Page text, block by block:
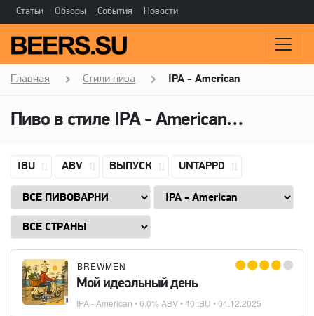
Статьи Обзоры События Новости
Главная Стили пива IPA - American
Пиво в стиле IPA - American
IBU ABV ВЫПУСК UNTAPPD
BREWMEN
Мой идеальный день
IPA - American • 6.0% ABV • 40 IBU •04.12.2025